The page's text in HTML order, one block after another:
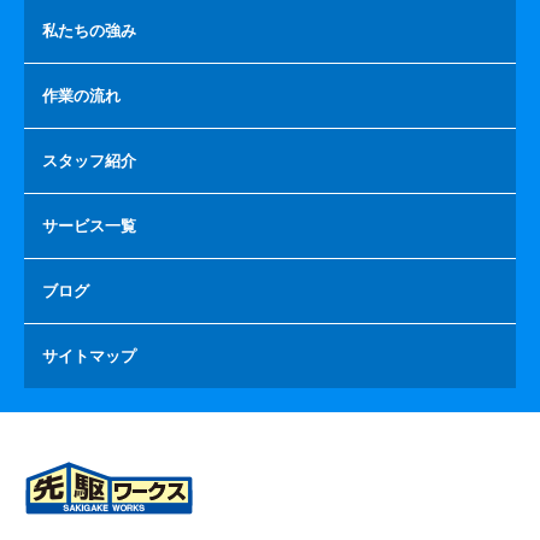
私たちの強み
作業の流れ
スタッフ紹介
サービス一覧
ブログ
サイトマップ